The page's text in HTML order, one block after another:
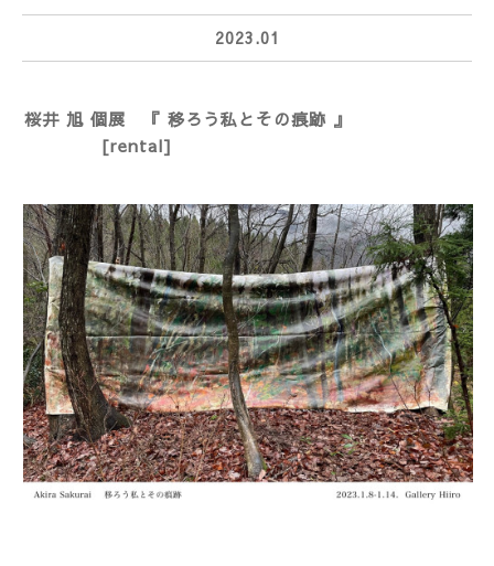
2023.01
桜井 旭 個展 『 移ろう私とその痕跡 』
[rental]